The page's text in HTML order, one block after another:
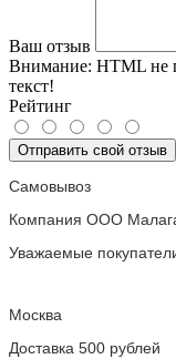
Ваш отзыв
Внимание: HTML не
текст!
Рейтинг
Отправить свой отзыв
Самовывоз
Компания ООО
Уважаемые
Москва
Доставка 500 рублей